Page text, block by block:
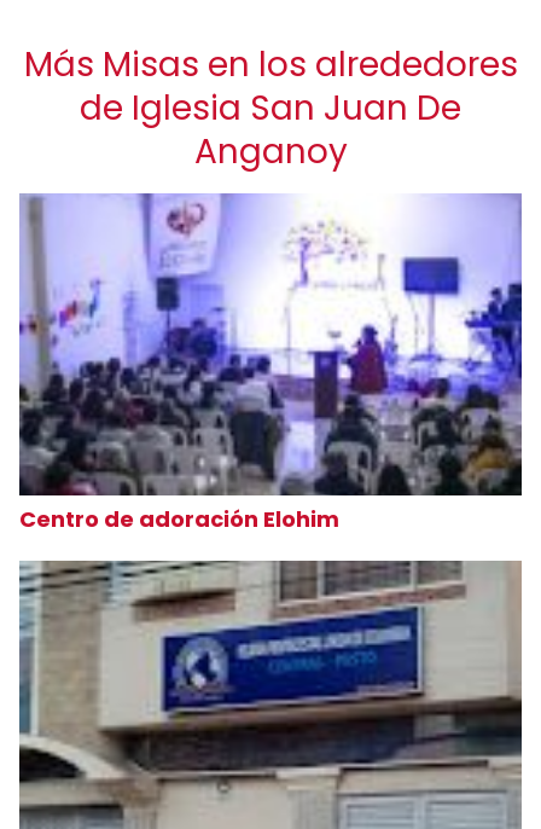
Más Misas en los alrededores
de Iglesia San Juan De
Anganoy
Centro de adoración Elohim